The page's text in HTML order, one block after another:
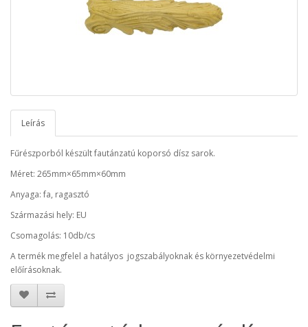
Leírás
Fűrészporból készült fautánzatú koporsó dísz sarok.
Méret: 265mm×65mm×60mm
Anyaga: fa, ragasztó
Származási hely: EU
Csomagolás: 10db/cs
A termék megfelel a hatályos jogszabályoknak és környezetvédelmi
előírásoknak.